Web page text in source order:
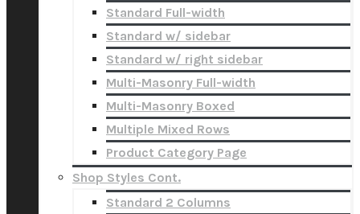
Standard Full-width
Standard w/ sidebar
Standard w/ right sidebar
Multi-Masonry Full-width
Multi-Masonry Boxed
Multiple Mixed Rows
Product Category Page
Shop Styles Cont.
Standard 2 Columns